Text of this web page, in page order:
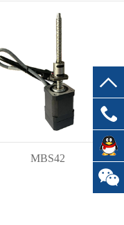
MBS42